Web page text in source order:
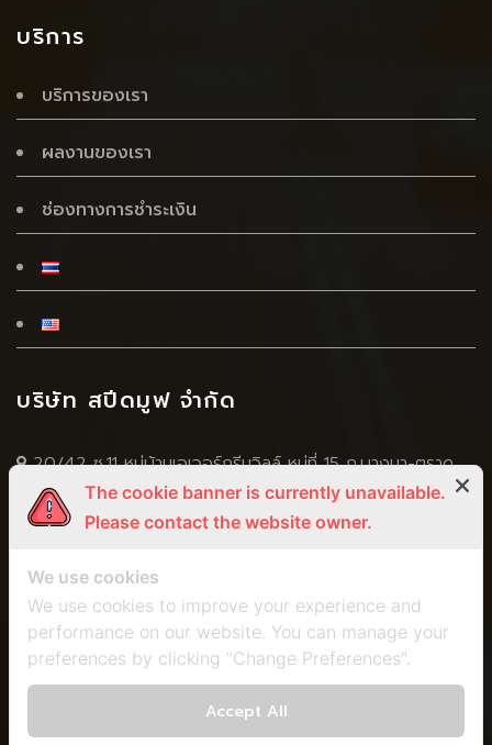
บริการ
บริการของเรา
ผลงานของเรา
ช่องทางการชำระเงิน
บริษัท สปีดมูฟ จำกัด
20/42 ซ.11 หมู่บ้านเอเวอร์กรีนวิลล์ หมู่ที่ 15 ถ.บางนา-ตราด
(กม.4.5) ซ.บางนา-ตราด 56 ต.บางแก้ว อ.บางพลี จ.สมุทปราการ
10540
+66 2 751 5269
+666 5056 4598 ,+668 3295 5924
+66 2 751 5259
spm2011@speed-move.com
marisa.speedmove@gmail.com
The cookie banner is currently unavailable.
Please contact the website owner.
We use cookies
We use cookies to improve your experience and
performance on our website. You can manage your
preferences by clicking "Change Preferences".
Accept All